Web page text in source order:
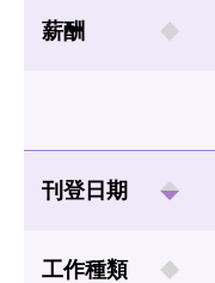
薪酬
刊登日期
工作種類